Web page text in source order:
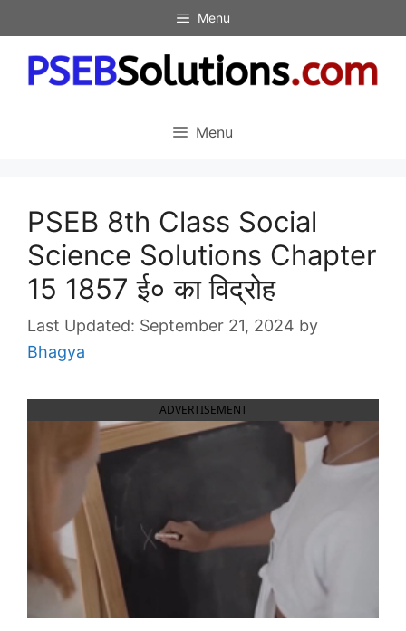
to
content
Menu
Menu
PSEB 8th Class Social
Science Solutions Chapter
15 1857 ई० का विद्रोह
September 21, 2024 by
Bhagya
ADVERTISEMENT